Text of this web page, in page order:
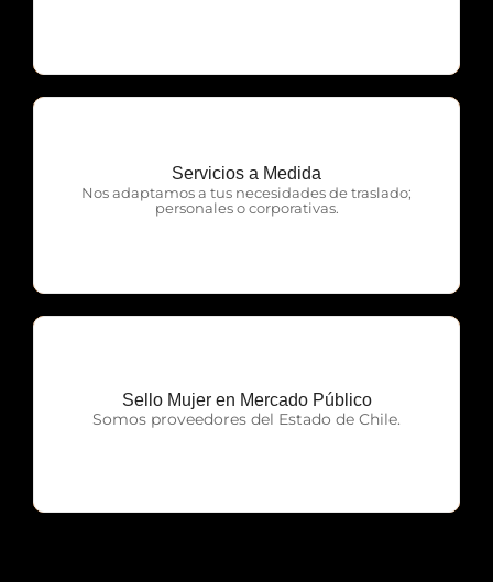
Servicios a Medida
Nos adaptamos a tus necesidades de traslado;
personales o corporativas.
OTP Servicios
Sello Mujer en Mercado Público
Somos proveedores del Estado de Chile.
OTP Servicios